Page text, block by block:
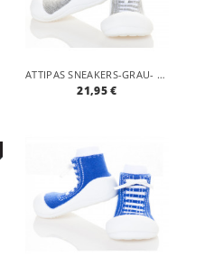
ATTIPAS SNEAKERS-GRAU- ERGONOMISCHE BABY LAUFLERNSCHUHE, ATMUNGSAKTIVE KINDER HAUSSCHUHE ABS SOCKEN BABYSCHUHE ANTIRUTSCH
21,95 €